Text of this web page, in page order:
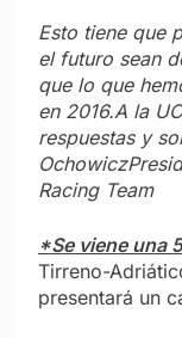
Esto tiene que
el futuro sean
que lo que
en 2016.A la
respuestas y
Ochowicz
Racing Team
*Se viene una
Tirreno-
presentará un